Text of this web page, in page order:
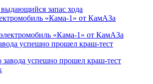
«Кама-1» от КамАЗа
успешно прошел краш-тест